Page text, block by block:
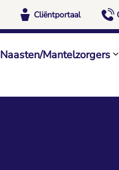
Cliëntportaal
Naasten/Mantelzorgers